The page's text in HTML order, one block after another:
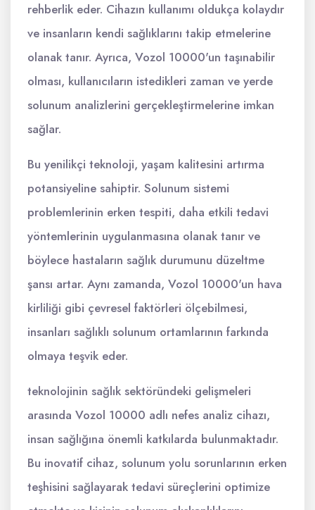
rehberlik eder. Cihazın kullanımı oldukça kolaydır
ve insanların kendi sağlıklarını takip etmelerine
olanak tanır. Ayrıca, Vozol 10000'un taşınabilir
olması, kullanıcıların istedikleri zaman ve yerde
solunum analizlerini gerçekleştirmelerine imkan
sağlar.
Bu yenilikçi teknoloji, yaşam kalitesini artırma
potansiyeline sahiptir. Solunum sistemi
problemlerinin erken tespiti, daha etkili tedavi
yöntemlerinin uygulanmasına olanak tanır ve
böylece hastaların sağlık durumunu düzeltme
şansı artar. Aynı zamanda, Vozol 10000'un hava
kirliliği gibi çevresel faktörleri ölçebilmesi,
insanları sağlıklı solunum ortamlarının farkında
olmaya teşvik eder.
teknolojinin sağlık sektöründeki gelişmeleri
arasında Vozol 10000 adlı nefes analiz cihazı,
insan sağlığına önemli katkılarda bulunmaktadır.
Bu inovatif cihaz, solunum yolu sorunlarının erken
teşhisini sağlayarak tedavi süreçlerini optimize